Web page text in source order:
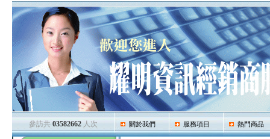
參訪共 03582662 人次 關於我們 服務項目 熱門商品